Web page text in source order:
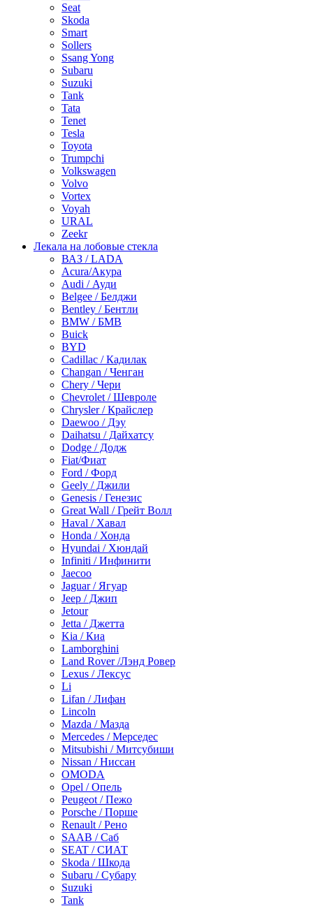
Seat
Skoda
Smart
Sollers
Ssang Yong
Subaru
Suzuki
Tank
Tata
Tenet
Tesla
Toyota
Trumpchi
Volkswagen
Volvo
Vortex
Voyah
URAL
Zeekr
Лекала на лобовые стекла
ВАЗ / LADA
Acura/Акура
Audi / Ауди
Belgee / Белджи
Bentley / Бентли
BMW / БМВ
Buick
BYD
Cadillac / Кадилак
Changan / Ченган
Chery / Чери
Chevrolet / Шевроле
Chrysler / Крайслер
Daewoo / Дэу
Daihatsu / Дайхатсу
Dodge / Додж
Fiat/Фиат
Ford / Форд
Geely / Джили
Genesis / Генезис
Great Wall / Грейт Волл
Haval / Хавал
Honda / Хонда
Hyundai / Хюндай
Infiniti / Инфинити
Jaecoo
Jaguar / Ягуар
Jeep / Джип
Jetour
Jetta / Джетта
Kia / Киа
Lamborghini
Land Rover /Лэнд Ровер
Lexus / Лексус
Li
Lifan / Лифан
Lincoln
Mazda / Мазда
Mercedes / Мерседес
Mitsubishi / Митсубиши
Nissan / Ниссан
OMODA
Opel / Опель
Peugeot / Пежо
Porsche / Порше
Renault / Рено
SAAB / Саб
SEAT / СИАТ
Skoda / Шкода
Subaru / Субару
Suzuki
Tank